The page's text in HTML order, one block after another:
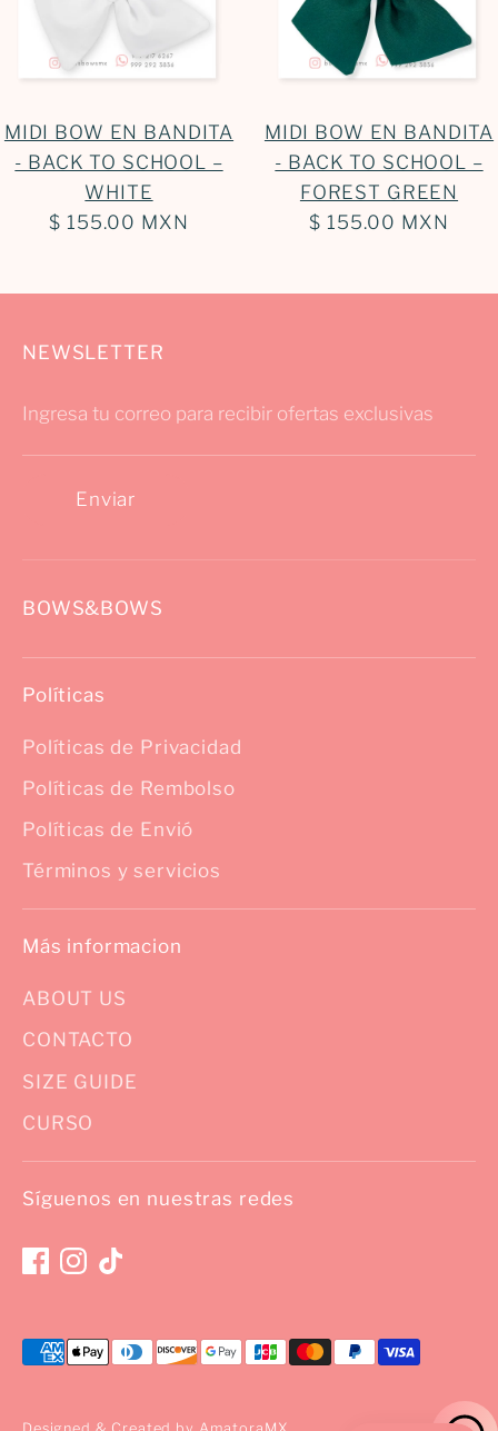
MIDI BOW EN BANDITA
- BACK TO SCHOOL –
WHITE
$ 155.00 MXN
MIDI BOW EN BANDITA
- BACK TO SCHOOL –
FOREST GREEN
$ 155.00 MXN
NEWSLETTER
Ingresa tu correo para recibir ofertas exclusivas
Enviar
BOWS&BOWS
Políticas
Políticas de Privacidad
Políticas de Rembolso
Políticas de Envió
Términos y servicios
Más informacion
ABOUT US
CONTACTO
SIZE GUIDE
CURSO
Síguenos en nuestras redes
Medios